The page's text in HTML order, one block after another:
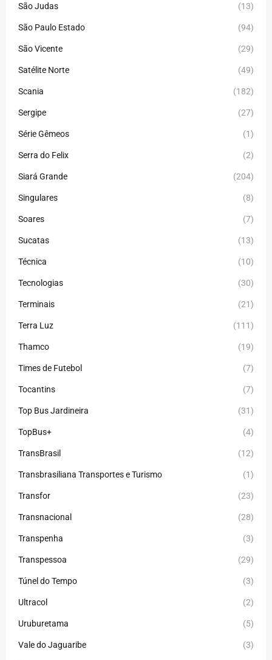
São Judas (13)
São Paulo Estado (94)
São Vicente (29)
Satélite Norte (49)
Scania (182)
Sergipe (27)
Série Gêmeos (1)
Serra do Felix (2)
Siará Grande (204)
Singulares (8)
Soares (7)
Sucatas (13)
Técnica (10)
Tecnologias (30)
Terminais (21)
Terra Luz (111)
Thamco (19)
Times de Futebol (7)
Tocantins (7)
Top Bus Jardineira (31)
TopBus+ (4)
TransBrasil (12)
Transbrasiliana Transportes e Turismo (1)
Transfor (23)
Transnacional (28)
Transpenha (3)
Transpessoa (29)
Túnel do Tempo (3)
Ultracol (2)
Uruburetama (5)
Vale do Jaguaribe (3)